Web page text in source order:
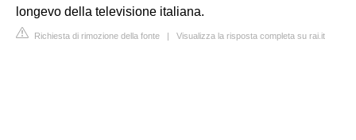
longevo della televisione italiana.
Richiesta di rimozione della fonte | Visualizza la risposta completa su rai.it